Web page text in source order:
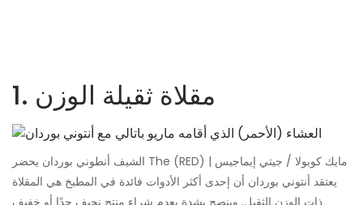
1. مقلاة ثقيلة الوزن
الشيف أنطوني بوردان يحضر The (RED) | مايك كوبولا / جيتي إيماجيس
يعتقد أنتوني بوردان أن إحدى أكثر الأدوات فائدة في المطبخ هي المقلاة